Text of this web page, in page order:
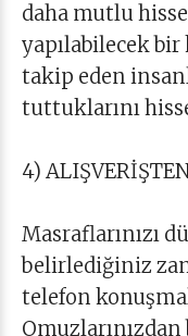
daha mutlu
yapılabilecek
takip eden
tuttuklarını
4)
Masraflarınızı
belirlediğiniz
telefon